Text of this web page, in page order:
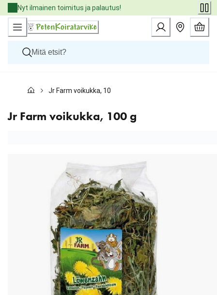
Skip
to
Content
Nyt ilmainen toimitus ja palautus!
Kissat
Eläinlääkäriruoat
Tuotemerkit
Jr Farm voikukka, 100 g
Jr Farm voikukka, 100 g